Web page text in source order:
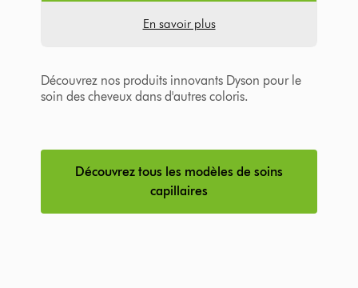
En savoir plus
Découvrez nos produits innovants Dyson pour le
soin des cheveux dans d'autres coloris.
Découvrez tous les modèles de soins
capillaires